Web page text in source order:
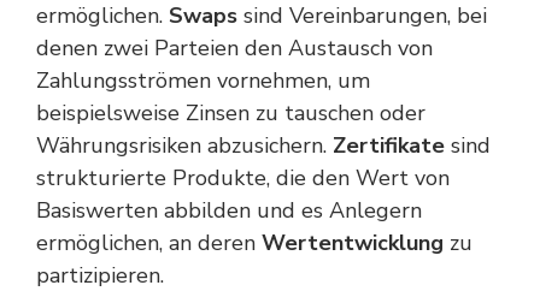
ermöglichen. Swaps sind Vereinbarungen, bei
denen zwei Parteien den Austausch von
Zahlungsströmen vornehmen, um
beispielsweise Zinsen zu tauschen oder
Währungsrisiken abzusichern. Zertifikate sind
strukturierte Produkte, die den Wert von
Basiswerten abbilden und es Anlegern
ermöglichen, an deren Wertentwicklung zu
partizipieren.